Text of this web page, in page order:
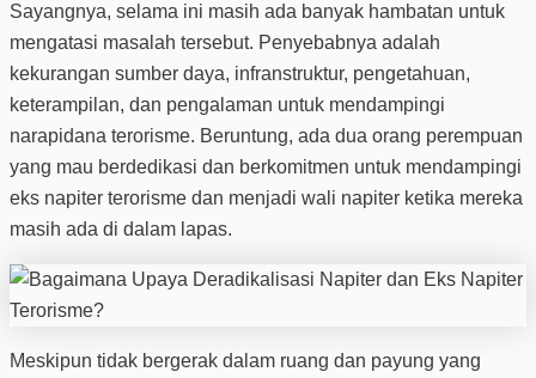
Sayangnya, selama ini masih ada banyak hambatan untuk
mengatasi masalah tersebut. Penyebabnya adalah
kekurangan sumber daya, infranstruktur, pengetahuan,
keterampilan, dan pengalaman untuk mendampingi
narapidana terorisme. Beruntung, ada dua orang perempuan
yang mau berdedikasi dan berkomitmen untuk mendampingi
eks napiter terorisme dan menjadi wali napiter ketika mereka
masih ada di dalam lapas.
Meskipun tidak bergerak dalam ruang dan payung yang